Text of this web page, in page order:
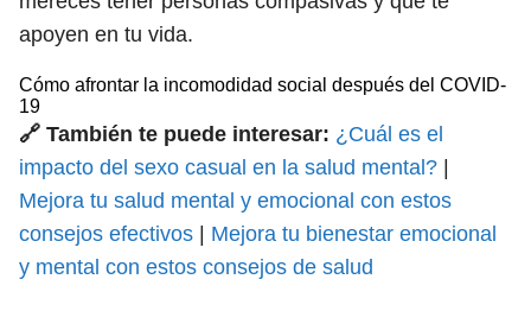
apoyen en tu vida.
Cómo afrontar la incomodidad social después del COVID-
19
🔗 También te puede interesar: ¿Cuál es el
impacto del sexo casual en la salud mental?
Mejora tu salud mental y emocional con estos
consejos efectivos
Mejora tu bienestar emocional
y mental con estos consejos de salud